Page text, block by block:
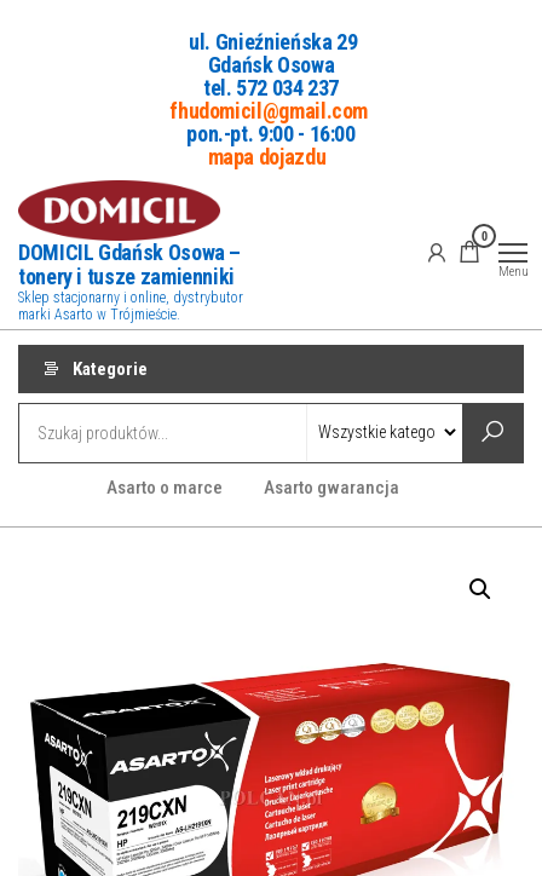
ul. Gnieźnieńska 29
Gdańsk Osowa
tel. 572 034 237
fhudomicil@gmail.com
pon.-pt. 9:00 - 16:00
mapa dojazdu
DOMICIL Gdańsk Osowa –
tonery i tusze zamienniki
Sklep stacjonarny i online, dystrybutor
marki Asarto w Trójmieście.
0
Menu
Kategorie
Asarto o marce Asarto gwarancja